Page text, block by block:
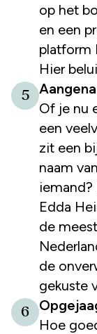
op het
en een
platform
Hier
5
Of je nu
een
zit een
naam
Edda
de
de
gekuste
6
Hoe